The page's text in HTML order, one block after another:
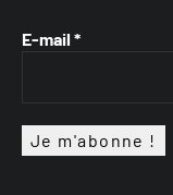
E-mail *